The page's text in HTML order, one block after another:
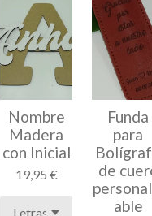
Nombre
Madera
con Inicial
19,95 €
Funda
para
de
able